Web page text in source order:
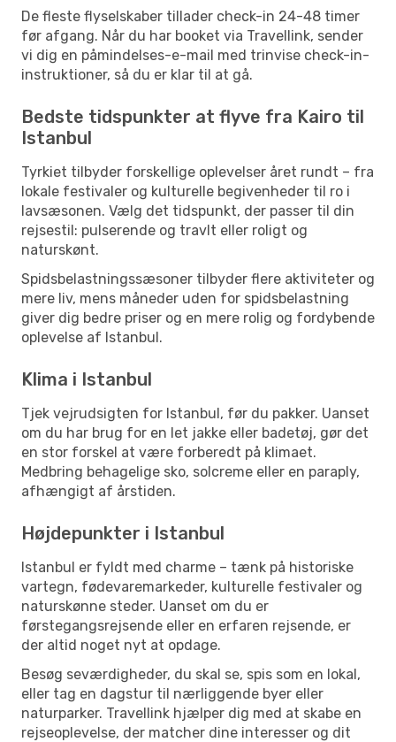
De fleste flyselskaber tillader check-in 24-48 timer
før afgang. Når du har booket via Travellink, sender
vi dig en påmindelses-e-mail med trinvise check-in-
instruktioner, så du er klar til at gå.
Bedste tidspunkter at flyve fra Kairo til
Istanbul
Tyrkiet tilbyder forskellige oplevelser året rundt – fra
lokale festivaler og kulturelle begivenheder til ro i
lavsæsonen. Vælg det tidspunkt, der passer til din
rejsestil: pulserende og travlt eller roligt og
naturskønt.
Spidsbelastningssæsoner tilbyder flere aktiviteter og
mere liv, mens måneder uden for spidsbelastning
giver dig bedre priser og en mere rolig og fordybende
oplevelse af Istanbul.
Klima i Istanbul
Tjek vejrudsigten for Istanbul, før du pakker. Uanset
om du har brug for en let jakke eller badetøj, gør det
en stor forskel at være forberedt på klimaet.
Medbring behagelige sko, solcreme eller en paraply,
afhængigt af årstiden.
Højdepunkter i Istanbul
Istanbul er fyldt med charme – tænk på historiske
vartegn, fødevaremarkeder, kulturelle festivaler og
naturskønne steder. Uanset om du er
førstegangsrejsende eller en erfaren rejsende, er
der altid noget nyt at opdage.
Besøg seværdigheder, du skal se, spis som en lokal,
eller tag en dagstur til nærliggende byer eller
naturparker. Travellink hjælper dig med at skabe en
rejseoplevelse, der matcher dine interesser og dit